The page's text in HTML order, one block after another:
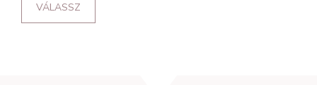
VÁLASSZ